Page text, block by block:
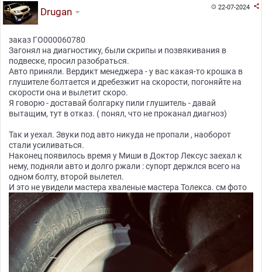
22-07-2024 
Drugan
заказ ГО000060780
Загонял на диагностику, были скрипы и позвякивания в
подвеске, просил разобраться.
Авто приняли. Вердикт менеджера - у вас какая-то крошка в
глушителе болтается и дребезжит на скорости, погоняйте на
скорости она и вылетит скоро.
Я говорю - доставай болгарку пили глушитель - давай
вытащим, тут в отказ. ( понял, что не проканал диагноз)
Так и уехал. Звуки под авто никуда не пропали , наоборот
стали усиливаться.
Наконец появилось время у Миши в Доктор Лексус заехал к
нему, подняли авто и долго ржали : супорт держлся всего на
одном болту, второй вылетел.
И это не увидели мастера хваленые мастера Толекса. см фото